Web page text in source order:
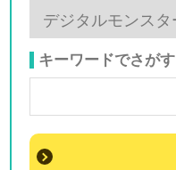
キーワードでさがす